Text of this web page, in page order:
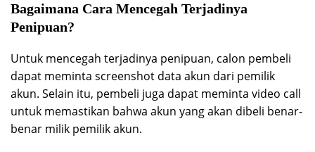
Bagaimana Cara Mencegah Terjadinya
Penipuan?
Untuk mencegah terjadinya penipuan, calon pembeli
dapat meminta screenshot data akun dari pemilik
akun. Selain itu, pembeli juga dapat meminta video call
untuk memastikan bahwa akun yang akan dibeli benar-
benar milik pemilik akun.